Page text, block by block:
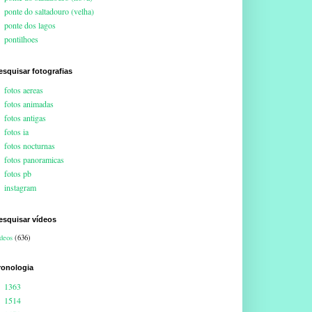
ponte do saltadouro (velha)
ponte dos lagos
pontilhoes
fotografias
fotos aereas
fotos animadas
fotos antigas
fotos ia
fotos nocturnas
fotos panoramicas
fotos pb
instagram
vídeos
(636)
1363
1514